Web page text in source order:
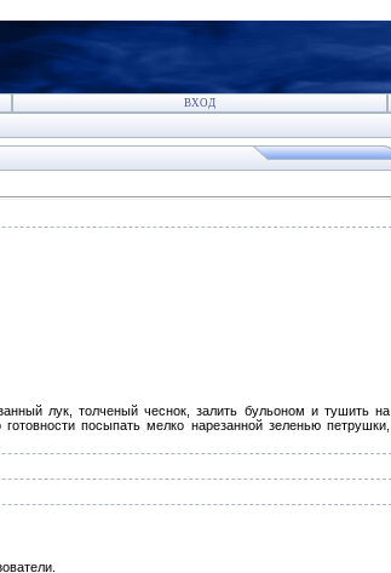
ВХОД
лук, толченый чеснок, залить бульоном и тушить на
посыпать мелко нарезанной зеленью петрушки,